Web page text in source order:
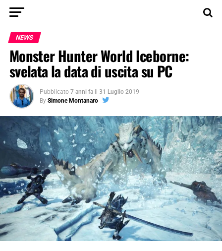
NEWS
Monster Hunter World Iceborne:
svelata la data di uscita su PC
Pubblicato 7 anni fa il 31 Luglio 2019
By Simone Montanaro